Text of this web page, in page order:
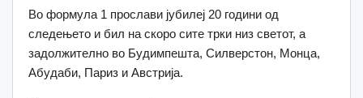
Во формула 1 прослави јубилеј 20 години од
следењето и бил на скоро сите трки низ светот, а
задолжително во Будимпешта, Силверстон, Монца,
Абудаби, Париз и Австрија.